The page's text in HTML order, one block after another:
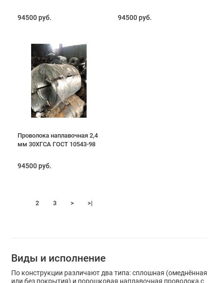
94500 руб. 94500 руб.
Проволока наплавочная 2,4
мм 30ХГСА ГОСТ 10543-98
94500 руб.
2 3 > >|
Виды и исполнение
По конструкции различают два типа: сплошная (омеднённая